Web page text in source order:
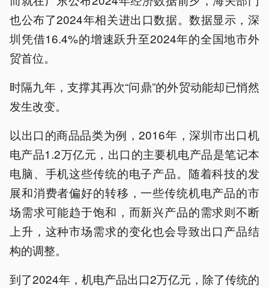
也公布了2024年相关进出口数据。数据显示，深
圳凭借16.4%的增速跃升至2024年的全国地市外
贸首位。
时隔九年，支撑其再次“问鼎”的外贸动能却已悄然
发生改变。
以出口的商品品类为例，2016年，深圳市出口机
电产品1.2万亿元，出口的主要机电产品是笔记本
电脑、手机这些传统的电子产品。随着科技的发
展和消费者偏好的转移，一些传统机电产品的市
场需求可能趋于饱和，而新兴产品的需求则不断
上升，这种市场需求的变化也会导致出口产品结
构的调整。
到了2024年，机电产品出口2万亿元，除了传统的